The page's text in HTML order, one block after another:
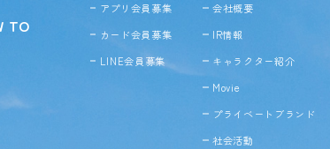
TO
アプリ会員募集
カード会員募集
LINE会員募集
会社概要
IR情報
キャラクター紹介
Movie
プライベートブランド
社会活動